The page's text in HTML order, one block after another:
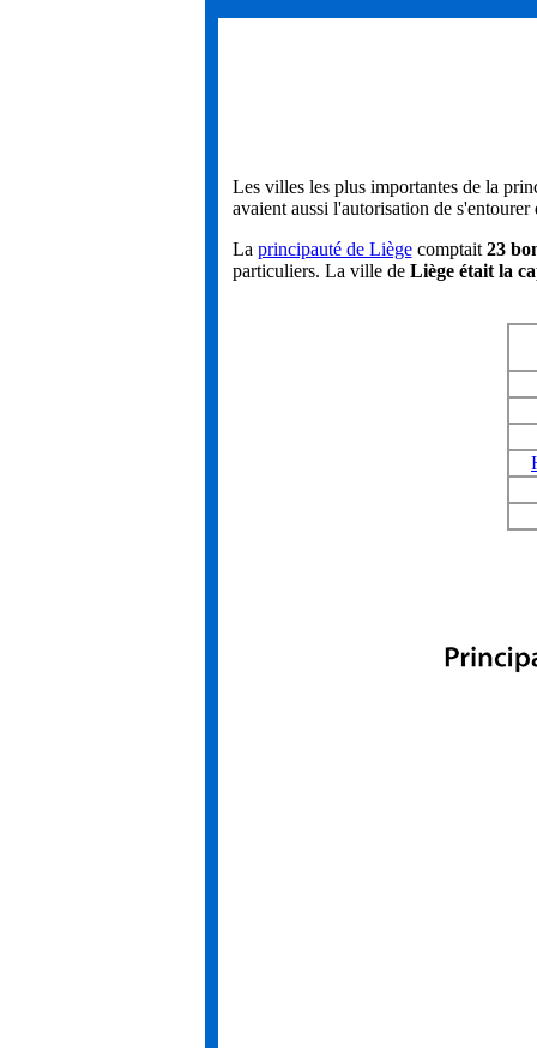
Les villes les plus importantes de la
avaient aussi l'autorisation de
La principauté de Liègecomptait 23
particuliers. La ville de Liège était la